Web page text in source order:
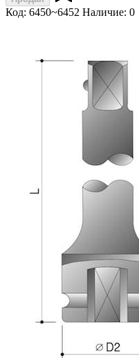
Код: 6450~6452 Наличие: 0